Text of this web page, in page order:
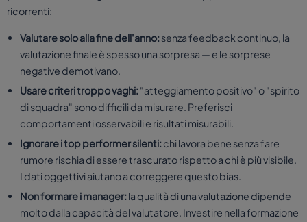
ricorrenti:
Valutare solo alla fine dell'anno:senza feedback continuo, la
valutazione finale è spesso una sorpresa — e le sorprese
negative demotivano.
Usare criteri troppo vaghi:"atteggiamento positivo" o "spirito
di squadra" sono difficili da misurare. Preferisci
comportamenti osservabili e risultati misurabili.
Ignorare i top performer silenti:chi lavora bene senza fare
rumore rischia di essere trascurato rispetto a chi è più visibile.
I dati oggettivi aiutano a correggere questo bias.
Non formare i manager:la qualità di una valutazione dipende
molto dalla capacità del valutatore. Investire nella formazione